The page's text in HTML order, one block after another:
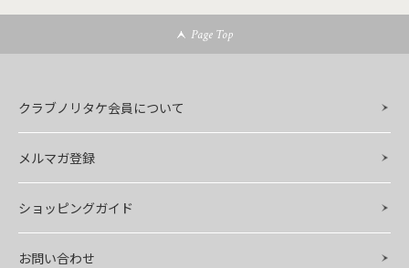
Page Top
クラブノリタケ会員について
メルマガ登録
ショッピングガイド
お問い合わせ